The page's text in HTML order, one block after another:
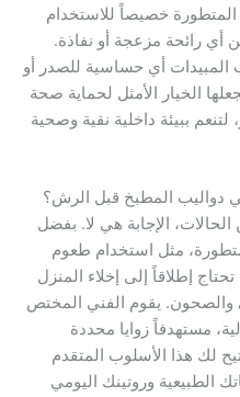
المتطورة خصيصاً للاستخدام
أي رائحة مزعجة أو نفاذة.
المبيدات أي حساسية للصدر أو
الخيار الأمثل لحماية صحة
ببيئة داخلية نقية وصحية
دواليب المطبخ قبل الرش؟
الحالات، الإجابة هي لا. بفضل
مثل استخدام طعوم
إطلاقاً إلى إخلاء المنزل
والصحون. يقوم الفني المختص
مستهدفاً زوايا محددة
لك هذا الأسلوب المتقدم
الطبيعية وروتينك اليومي